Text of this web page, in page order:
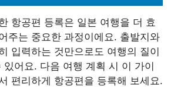
항공편 등록은 일본 여행을 더 효
주는 중요한 과정이에요. 출발지와
입력하는 것만으로도 여행의 질이
있어요. 다음 여행 계획 시 이 가이
편리하게 항공편을 등록해 보세요.